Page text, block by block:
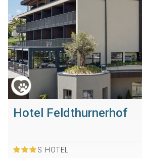
Hotel Feldthurnerhof
S HOTEL